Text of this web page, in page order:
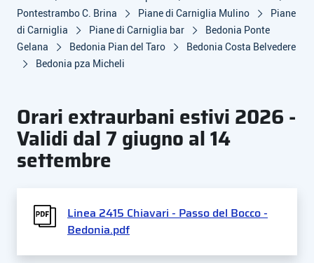
Pontestrambo C. Brina
Piane di Carniglia Mulino
Piane
di Carniglia
Piane di Carniglia bar
Bedonia Ponte
Gelana
Bedonia Pian del Taro
Bedonia Costa Belvedere
Bedonia pza Micheli
Orari extraurbani estivi 2026 -
Validi dal 7 giugno al 14
settembre
Linea 2415 Chiavari - Passo del Bocco -
Bedonia.pdf